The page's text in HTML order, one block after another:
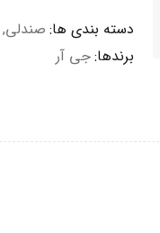
دسته بندی ها: صندلی,
برندها:جی آر